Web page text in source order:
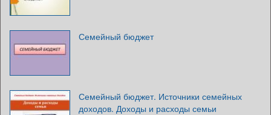
Семейный бюджет
Семейный бюджет. Источники семейных
доходов. Доходы и расходы семьи